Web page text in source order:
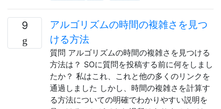
9
アルゴリズムの時間の複雑さを見つ
ける方法
質問 アルゴリズムの時間の複雑さを見つける
方法は？ SOに質問を投稿する前に何をしまし
たか？ 私はこれ、これと他の多くのリンクを
通過しました しかし、時間の複雑さを計算す
る方法についての明確でわかりやすい説明を